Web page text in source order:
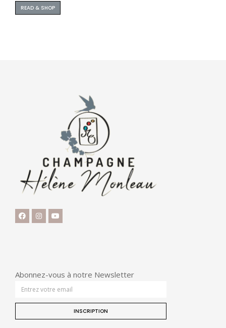
READ & SHOP
Abonnez-vous à notre Newsletter
INSCRIPTION